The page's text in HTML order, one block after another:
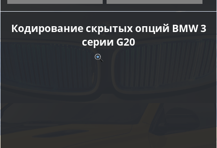
Кодирование скрытых опций BMW 3
серии G20